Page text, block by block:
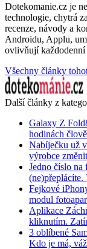
Dotekomanie.cz je
technologie, chytrá
recenze, návody a
Androidu, Applu,
ovlivňují každodenní
Všechny články
Další články z
Galaxy Z
hodinách
Nabíječku už
výrobce
Jedno číslo na
Fejkové
modul
Aplikace
kliknutím.
3 oblíbené
Kdo je má,